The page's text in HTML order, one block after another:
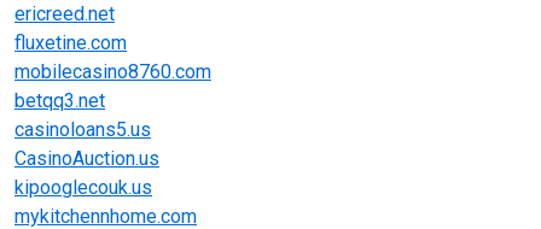
ericreed.net
fluxetine.com
mobilecasino8760.com
betqq3.net
casinoloans5.us
CasinoAuction.us
kipooglecouk.us
mykitchennhome.com